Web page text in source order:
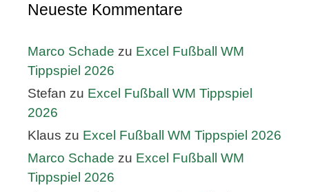
Neueste Kommentare
Marco Schade zu Excel Fußball WM
Tippspiel 2026
Stefan zu Excel Fußball WM Tippspiel
2026
Klaus zu Excel Fußball WM Tippspiel 2026
Marco Schade zu Excel Fußball WM
Tippspiel 2026